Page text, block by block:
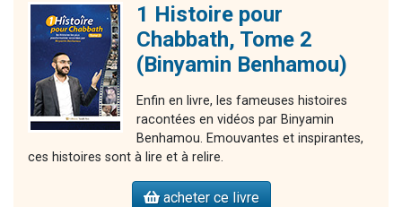
1 Histoire pour
Chabbath, Tome 2
(Binyamin Benhamou)
Enfin en livre, les fameuses histoires
racontées en vidéos par Binyamin
Benhamou. Emouvantes et inspirantes,
ces histoires sont à lire et à relire.
acheter ce livre